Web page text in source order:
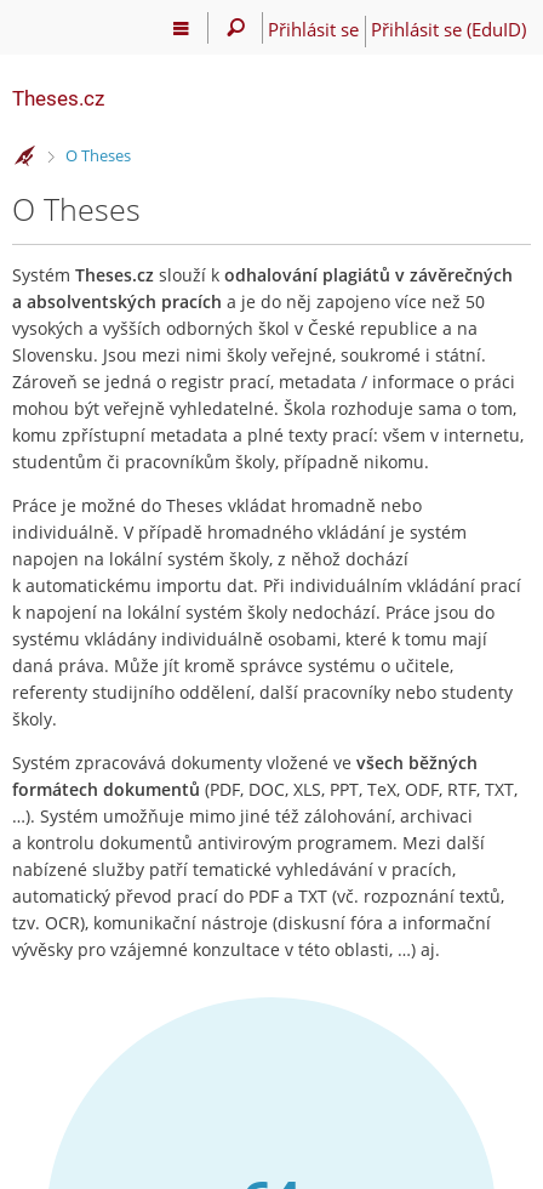
Přihlásit se Přihlásit se (EduID)
Theses.cz
>
O Theses
O Theses
Systém Theses.cz slouží k odhalování plagiátů v závěrečných
a absolventských pracích a je do něj zapojeno více než 50
vysokých a vyšších odborných škol v České republice a na
Slovensku. Jsou mezi nimi školy veřejné, soukromé i státní.
Zároveň se jedná o registr prací, metadata / informace o práci
mohou být veřejně vyhledatelné. Škola rozhoduje sama o tom,
komu zpřístupní metadata a plné texty prací: všem v internetu,
studentům či pracovníkům školy, případně nikomu.
Práce je možné do Theses vkládat hromadně nebo
individuálně. V případě hromadného vkládání je systém
napojen na lokální systém školy, z něhož dochází
k automatickému importu dat. Při individuálním vkládání prací
k napojení na lokální systém školy nedochází. Práce jsou do
systému vkládány individuálně osobami, které k tomu mají
daná práva. Může jít kromě správce systému o učitele,
referenty studijního oddělení, další pracovníky nebo studenty
školy.
Systém zpracovává dokumenty vložené ve všech běžných
formátech dokumentů (PDF, DOC, XLS, PPT, TeX, ODF, RTF, TXT,
…). Systém umožňuje mimo jiné též zálohování, archivaci
a kontrolu dokumentů antivirovým programem. Mezi další
nabízené služby patří tematické vyhledávání v pracích,
automatický převod prací do PDF a TXT (vč. rozpoznání textů,
tzv. OCR), komunikační nástroje (diskusní fóra a informační
vývěsky pro vzájemné konzultace v této oblasti, …) aj.